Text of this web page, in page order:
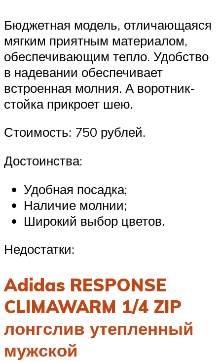
Бюджетная модель, отличающаяся
мягким приятным материалом,
обеспечивающим тепло. Удобство
в надевании обеспечивает
встроенная молния. А воротник-
стойка прикроет шею.
Стоимость: 750 рублей.
Достоинства:
Удобная посадка;
Наличие молнии;
Широкий выбор цветов.
Недостатки:
Adidas RESPONSE
CLIMAWARM 1/4 ZIP
лонгслив утепленный
мужской